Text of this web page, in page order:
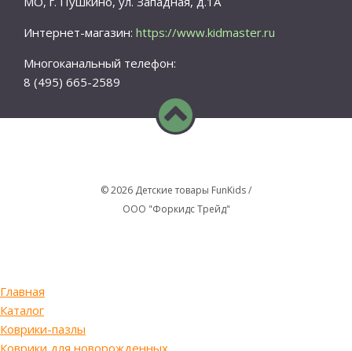
Интернет-магазин:https://www.kidmaster.ru
Многоканальный телефон:
8 (495) 665-2589
© 2026 Детские товары FunKids /
ООО "Форкидс Трейд"
Главная
Каталог
Коврики-пазлы